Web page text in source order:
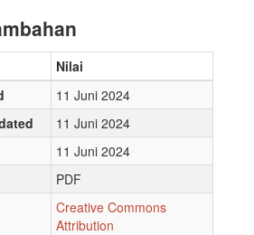
Nilai
11 Juni 2024
11 Juni 2024
11 Juni 2024
PDF
Creative Commons
Attribution